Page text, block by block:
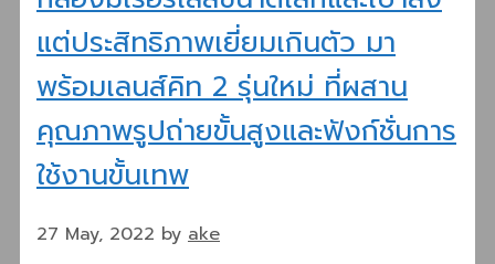
แต่ประสิทธิภาพเยี่ยมเกินตัว มา
พร้อมเลนส์คิท 2 รุ่นใหม่ ที่ผสาน
คุณภาพรูปถ่ายขั้นสูงและฟังก์ชั่นการ
ใช้งานขั้นเทพ
27 May, 2022 by ake